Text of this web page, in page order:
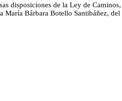
disposiciones de la Ley de
María Bárbara Botello Santibáñez,